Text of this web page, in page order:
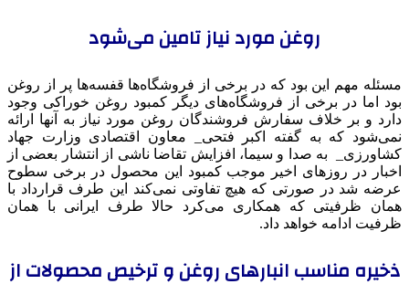
روغن مورد نیاز تامین می‌شود
مسئله مهم این بود که در برخی از فروشگاه‌ها قفسه‌ها پر از روغن
بود اما در برخی از فروشگاه‌های دیگر کمبود روغن خوراکی وجود
دارد و بر خلاف سفارش فروشندگان روغن مورد نیاز به آنها ارائه
نمی‌شود که به گفته اکبر فتحی_ معاون اقتصادی وزارت جهاد
کشاورزی_ به صدا و سیما، افزایش تقاضا ناشی از انتشار بعضی از
اخبار در روزهای اخیر موجب کمبود این محصول در برخی سطوح
عرضه شد در صورتی که هیچ تفاوتی نمی‌کند این طرف قرارداد با
همان ظرفیتی که همکاری می‌کرد حالا طرف ایرانی با همان
ظرفیت ادامه خواهد داد.
ذخیره مناسب انبارهای روغن و ترخیص محصولات از